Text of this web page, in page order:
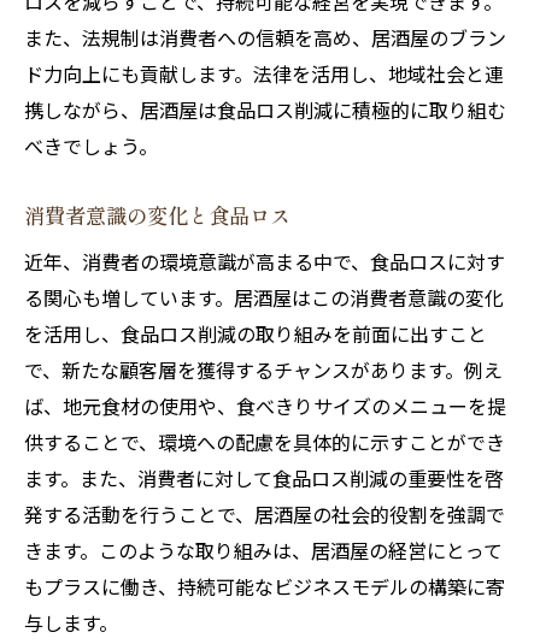
アンケートでお客様の声を反映
食品ロス削減キャンペーンの実施
持ち帰りサービスの充実
持続可能な居酒屋運営がもたらす経済効果
環境配慮が集客力に与える影響
ブランド価値の向上と顧客満足度
地元経済への波及効果
持続可能な経営による長期的利益
サステナブルな企業としての社会的認知
未来のための食品ロス削減と居酒屋の役割
次世代への責任としての食品ロス削減
地域社会と共に歩む居酒屋の未来
教育機関との連携による啓発活動
持続可能な開発目標（SDGs）との関係
また、法規制は消費者への信頼を高め、居酒屋のブラン
ド力向上にも貢献します。法律を活用し、地域社会と連
携しながら、居酒屋は食品ロス削減に積極的に取り組む
べきでしょう。
消費者意識の変化と食品ロス
近年、消費者の環境意識が高まる中で、食品ロスに対す
る関心も増しています。居酒屋はこの消費者意識の変化
を活用し、食品ロス削減の取り組みを前面に出すこと
で、新たな顧客層を獲得するチャンスがあります。例え
ば、地元食材の使用や、食べきりサイズのメニューを提
供することで、環境への配慮を具体的に示すことができ
ます。また、消費者に対して食品ロス削減の重要性を啓
発する活動を行うことで、居酒屋の社会的役割を強調で
きます。このような取り組みは、居酒屋の経営にとって
もプラスに働き、持続可能なビジネスモデルの構築に寄
与します。